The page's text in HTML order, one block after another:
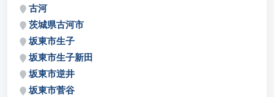
古河
茨城県古河市
坂東市生子
坂東市生子新田
坂東市逆井
坂東市菅谷